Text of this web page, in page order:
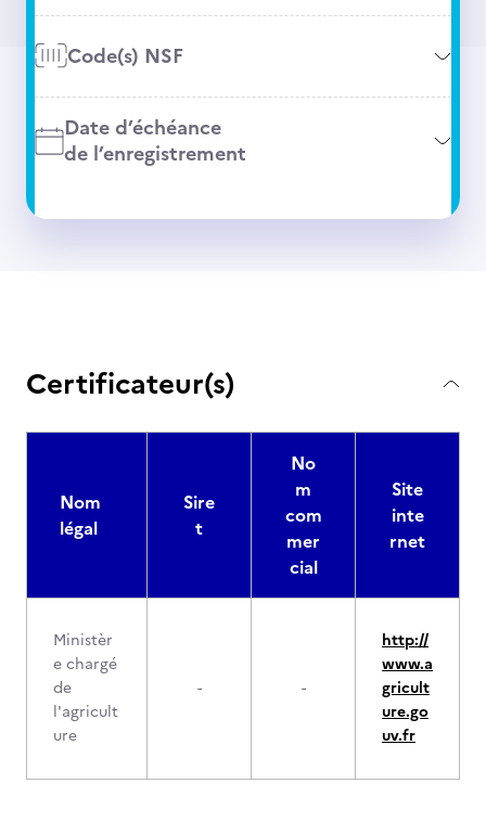
Code(s) NSF
Date d’échéance
de l’enregistrement
Certificateur(s)
Nom
légal
Sire
t
No
m
com
mer
cial
Site
inte
rnet
Ministèr
e chargé
de
l'agricult
ure
- -
http://
www.a
gricult
ure.go
uv.fr